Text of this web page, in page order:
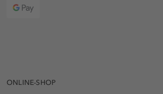
ONLINE-SHOP